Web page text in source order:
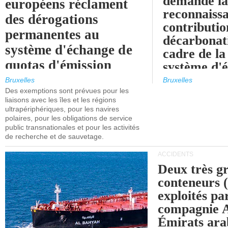
européens réclament
des dérogations
permanentes au
système d'échange de
quotas d'émission
maritimes de l'UE
après 2030.
Bruxelles
Des exemptions sont prévues pour les
liaisons avec les îles et les régions
ultrapériphériques, pour les navires
polaires, pour les obligations de service
public transnationales et pour les activités
de recherche et de sauvetage.
cadre de
système
quotas
Bruxelles
ACCIDENTS
Deux très
conteneurs
exploités
compagnie
Émirats